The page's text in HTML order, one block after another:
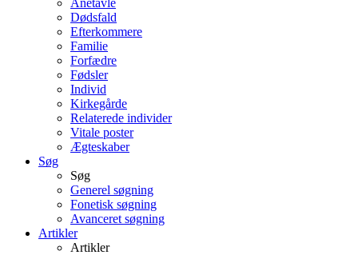
Dødsfald
Efterkommere
Familie
Forfædre
Fødsler
Individ
Kirkegårde
Relaterede individer
Vitale poster
Ægteskaber
Søg
Søg
Generel søgning
Fonetisk søgning
Avanceret søgning
Artikler
Artikler